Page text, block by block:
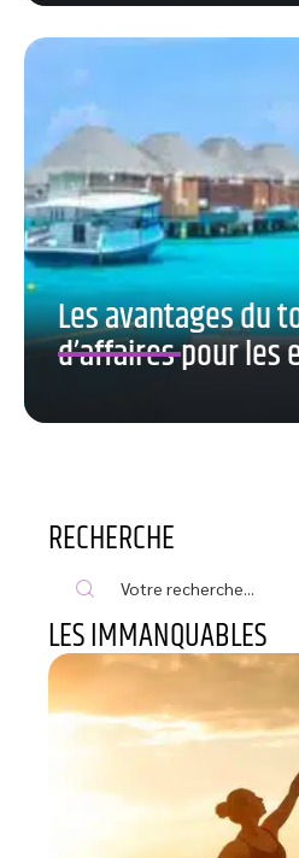
Les avantages du
d’affaires pour
RECHERCHE
LES IMMANQUABLES